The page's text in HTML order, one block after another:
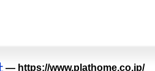
— https://www.plathome.co.jp/